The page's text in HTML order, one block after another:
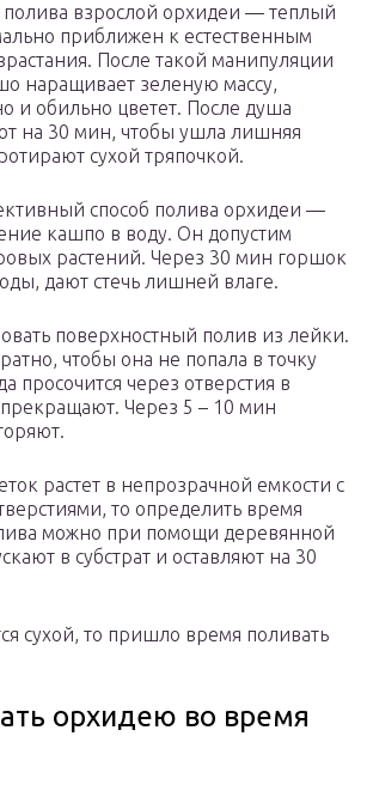
взрослой орхидеи — теплый
приближен к естественным
После такой манипуляции
наращивает зеленую массу,
и обильно цветет. После душа
на 30 мин, чтобы ушла лишняя
сухой тряпочкой.
способ полива орхидеи —
кашпо в воду. Он допустим
растений. Через 30 мин горшок
дают стечь лишней влаге.
поверхностный полив из лейки.
чтобы она не попала в точку
просочится через отверстия в
Через 5 – 10 мин
растет в непрозрачной емкости с
то определить время
можно при помощи деревянной
в субстрат и оставляют на 30
сухой, то пришло время поливать
орхидею во время